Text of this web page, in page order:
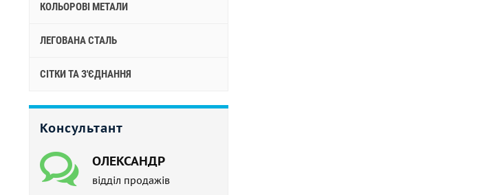
КОЛЬОРОВІ МЕТАЛИ
ЛЕГОВАНА СТАЛЬ
СІТКИ ТА З'ЄДНАННЯ
Консультант
ОЛЕКСАНДР
відділ продажів